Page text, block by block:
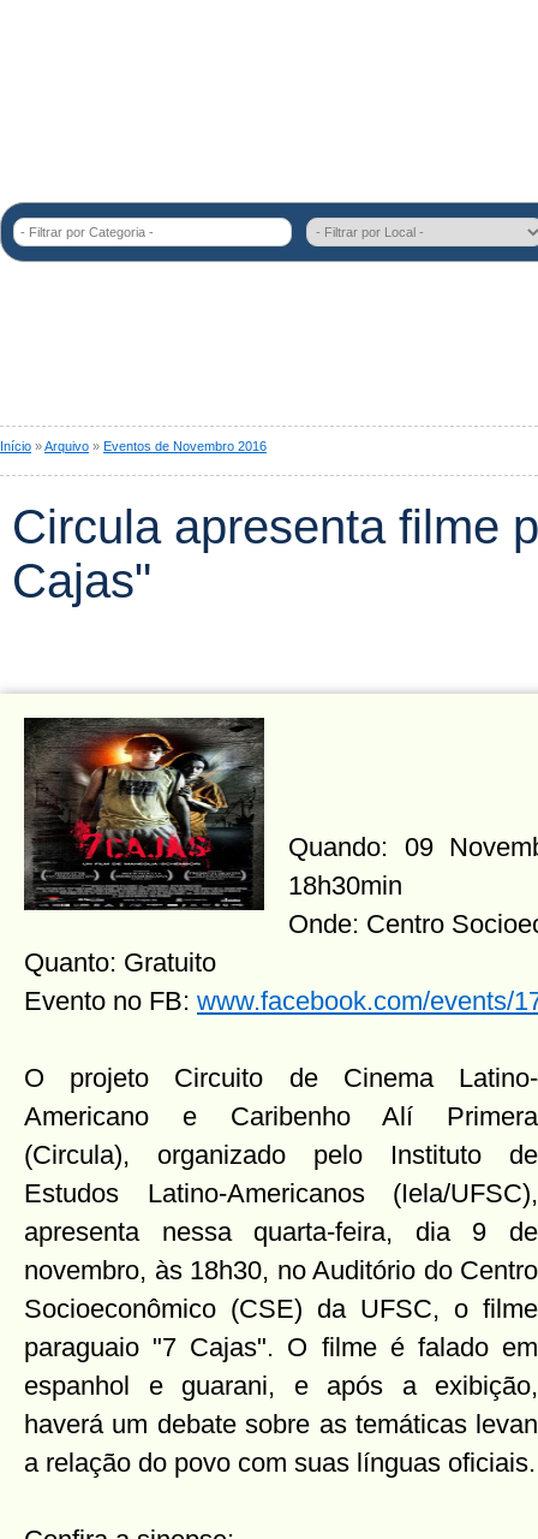
- Filtrar por Categoria -
Início »Arquivo » Eventos de Novembro 2016
Circula apresenta filme
Cajas"
Quando: 09
18h30min
Onde: Centro
Quanto: Gratuito
Evento no FB: www.facebook.com/events/
O projeto Circuito de Cinema Latino-
Americano e Caribenho Alí Primera
(Circula), organizado pelo Instituto de
Estudos Latino-Americanos (Iela/UFSC),
apresenta nessa quarta-feira, dia 9 de
novembro, às 18h30, no Auditório do Centro
Socioeconômico (CSE) da UFSC, o filme
paraguaio "7 Cajas". O filme é falado em
espanhol e guarani, e após a exibição,
haverá um debate sobre as temáticas
a relação do povo com suas línguas